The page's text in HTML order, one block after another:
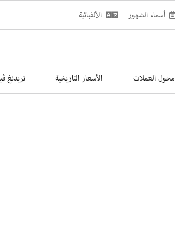
أسماء الشهور الألفبائية
محول العملات الأسعار التاريخية تريدنغ